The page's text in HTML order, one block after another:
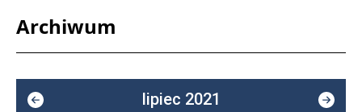
Archiwum
lipiec 2021